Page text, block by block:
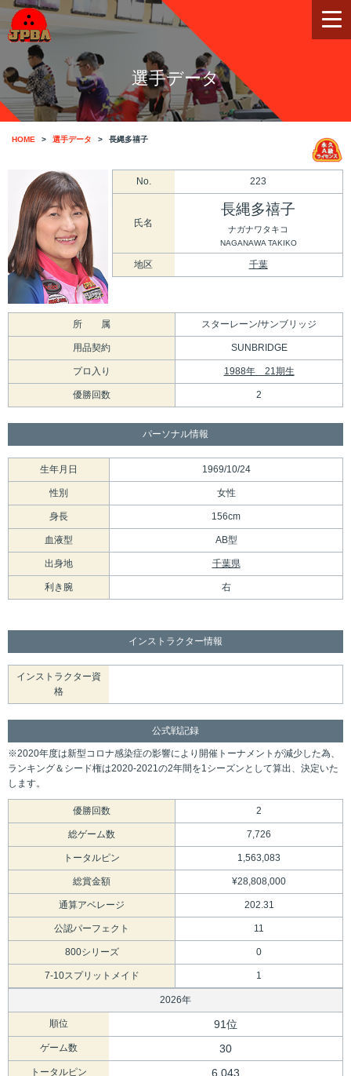
選手データ
HOME 選手データ 長縄多禧子
No. 223
氏名
長縄多禧子
ナガナワタキコ
NAGANAWA TAKIKO
地区 千葉
所 属 スターレーン/サンブリッジ
用品契約 SUNBRIDGE
プロ入り 1988年 21期生
優勝回数 2
パーソナル情報
生年月日 1969/10/24
性別 女性
身長 156cm
血液型 AB型
出身地 千葉県
利き腕 右
インストラクター情報
インストラクター資
格
公式戦記録
※2020年度は新型コロナ感染症の影響により開催トーナメントが減少した為、
ランキング＆シード権は2020-2021の2年間を1シーズンとして算出、決定いた
します。
優勝回数 2
総ゲーム数 7,726
トータルピン 1,563,083
総賞金額 ¥28,808,000
通算アベレージ 202.31
公認パーフェクト 11
800シリーズ 0
7-10スプリットメイド 1
2026年
順位 91位
ゲーム数 30
トータルピン 6,043